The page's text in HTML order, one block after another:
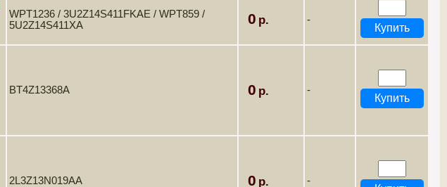
WPT1236 / 3U2Z14S411FKAE / WPT859 /
5U2Z14S411XA
0 -
BT4Z13368A 0 -
2L3Z13N019AA 0 -